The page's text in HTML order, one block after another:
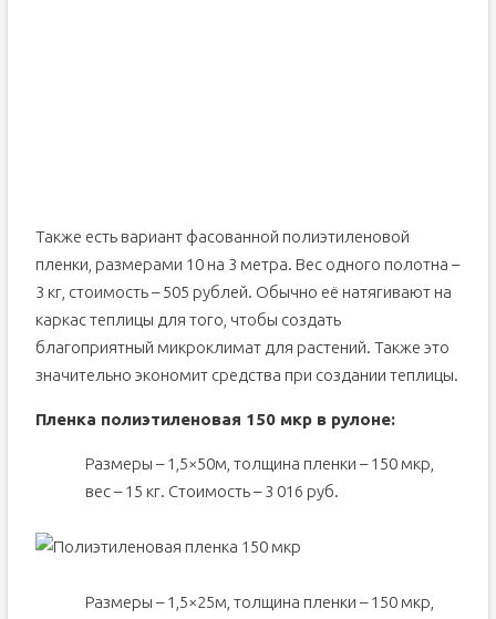
Также есть вариант фасованной полиэтиленовой
пленки, размерами 10 на 3 метра. Вес одного полотна –
3 кг, стоимость – 505 рублей. Обычно её натягивают на
каркас теплицы для того, чтобы создать
благоприятный микроклимат для растений. Также это
значительно экономит средства при создании теплицы.
Пленка полиэтиленовая 150 мкр в рулоне:
Размеры – 1,5×50м, толщина пленки – 150 мкр,
вес – 15 кг. Стоимость – 3 016 руб.
Размеры – 1,5×25м, толщина пленки – 150 мкр,